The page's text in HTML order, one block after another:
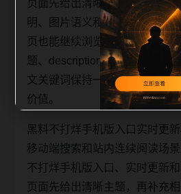
页面先给出清晰主题，再补充
明、图片语义和可点击入口，
页也能继续浏览同类内容。每
题、description、canonical、
文关键词保持一致，避免只替
价值。
黑料不打烊手机版入口实时更
移动端搜索和站内连续阅读场
不打烊手机版入口、实时更新
页面先给出清晰主题，再补充